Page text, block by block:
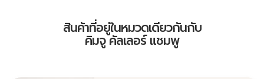
สินค้าที่อยู่ในหมวดเดียวกันกับ
คิมจู คัลเลอร์ แชมพู